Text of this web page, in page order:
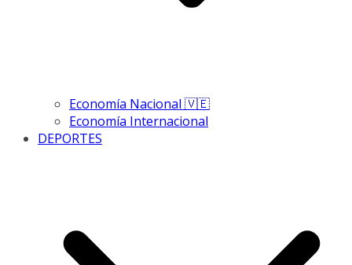
Economía Nacional 🇻🇪
Economía Internacional
DEPORTES